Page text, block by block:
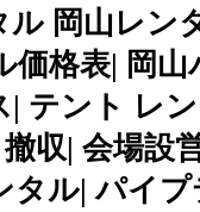
岡山レン
価格表| 岡
| テント レ
収| 会場
ル| パイ